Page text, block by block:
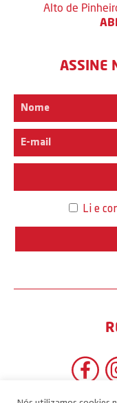
Alto de
ASSINE
Li e